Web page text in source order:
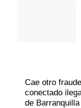
Cae otro
conectado
de Barranquilla